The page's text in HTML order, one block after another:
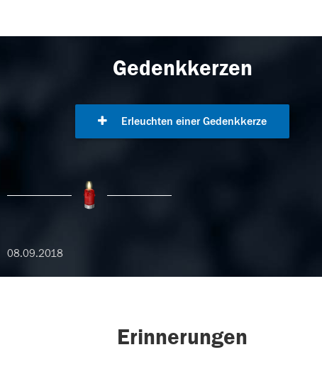
Gedenkkerzen
Erleuchten einer Gedenkkerze
08.09.2018
Erinnerungen